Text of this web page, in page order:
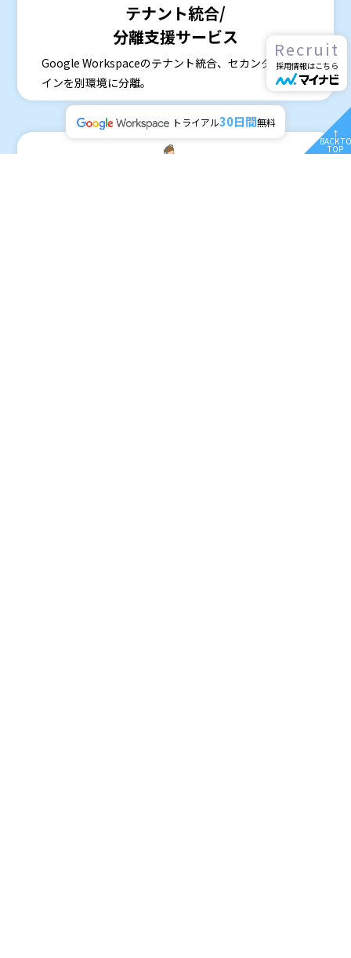
Recruit
採用情報はこちら
テナント統合/
分離支援サービス
Google Workspaceのテナント統合、セカンダリドメ
インを別環境に分離。
↑
BACK TO
TOP
トライアル30日間無料